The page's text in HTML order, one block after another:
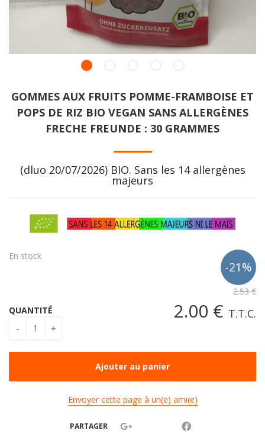
GOMMES AUX FRUITS POMME-FRAMBOISE ET
POPS DE RIZ BIO VEGAN SANS ALLERGÈNES
FRECHE FREUNDE : 30 GRAMMES
(dluo 20/07/2026) BIO. Sans les 14 allergènes
majeurs
2.53 €
2.00 € T.T.C.
En stock
QUANTITÉ
Envoyer cette page à un(e) ami(e)
PARTAGER